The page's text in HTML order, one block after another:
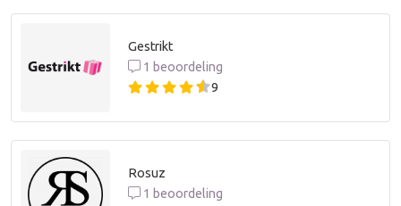
Gestrikt
1 beoordeling
9
Rosuz
1 beoordeling